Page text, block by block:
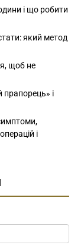
і що робити
який метод
щоб не
прапорець» і
і